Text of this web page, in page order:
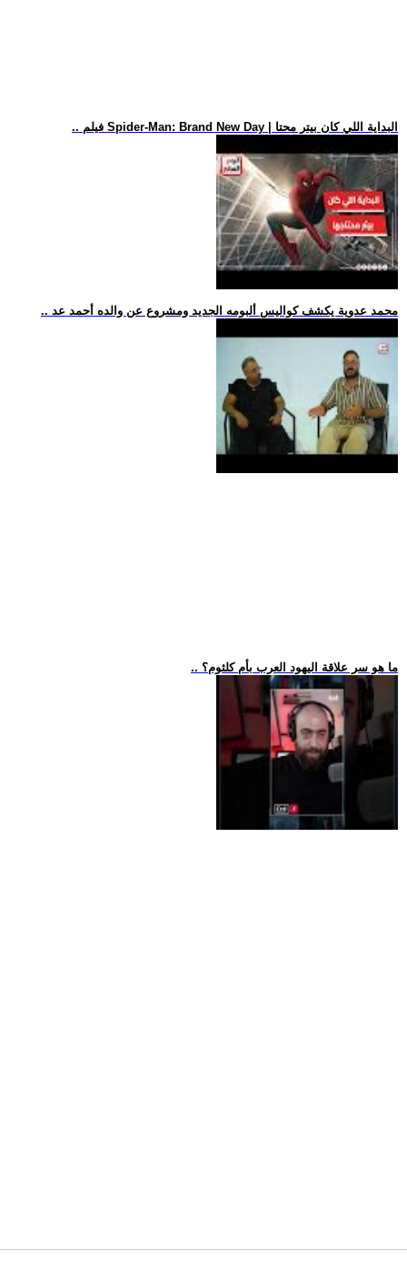
.. فيلم Spider-Man: Brand New Day | البداية اللي كان بيتر محتا
.. محمد عدوية يكشف كواليس ألبومه الجديد ومشروع عن والده أحمد عد
.. ما هو سر علاقة اليهود العرب بأم كلثوم؟